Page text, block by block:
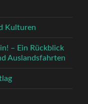
Kulturen
– Ein Rückblick
Auslandsfahrten